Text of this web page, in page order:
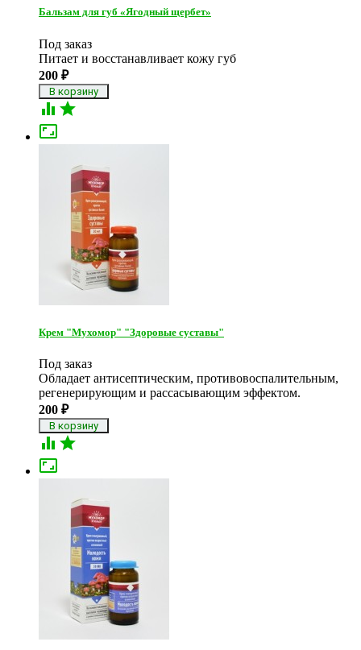
Бальзам для губ «Ягодный щербет»
Под заказ
Питает и восстанавливает кожу губ
200 ₽
 

Крем "Мухомор" "Здоровые суставы"
Под заказ
Обладает антисептическим, противовоспалительным,
регенерирующим и рассасывающим эффектом.​
200 ₽
 
